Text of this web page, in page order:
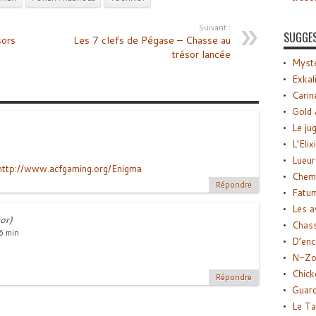
Suivant :
Les 7 clefs de Pégase – Chasse au
trésor lancée
www.acfgaming.org/Enigma
Répondre
min
Répondre
Gold
Le
Lueur
Les
N-
Le